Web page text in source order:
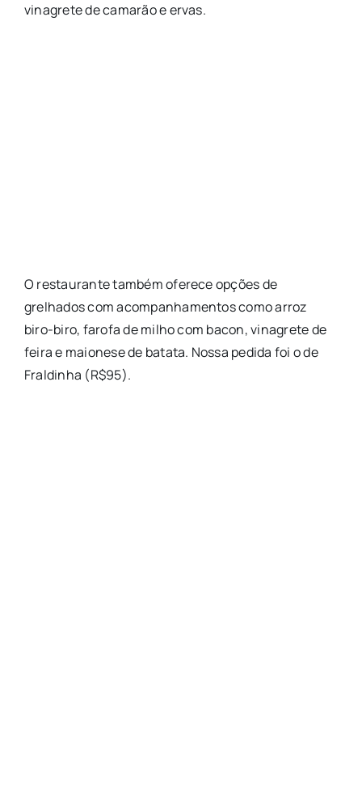
vinagrete de camarão e ervas.
O restaurante também oferece opções de
grelhados com acompanhamentos como arroz
biro-biro, farofa de milho com bacon, vinagrete de
feira e maionese de batata. Nossa pedida foi o de
Fraldinha (R$95).